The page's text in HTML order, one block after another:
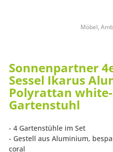
Möbel,
Sonnenpartner
Sessel Ikarus
Polyrattan
Gartenstuhl
- 4 Gartenstühle im Set
- Gestell aus Aluminium,
coral